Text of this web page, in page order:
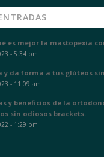
es mejor la mastopexia
- 5:34 pm
y da forma a tus glúteos
- 11:09 am
y beneficios de la
sin odiosos brackets.
- 1:29 pm